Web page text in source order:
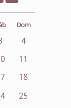
Dom
4
11
18
25